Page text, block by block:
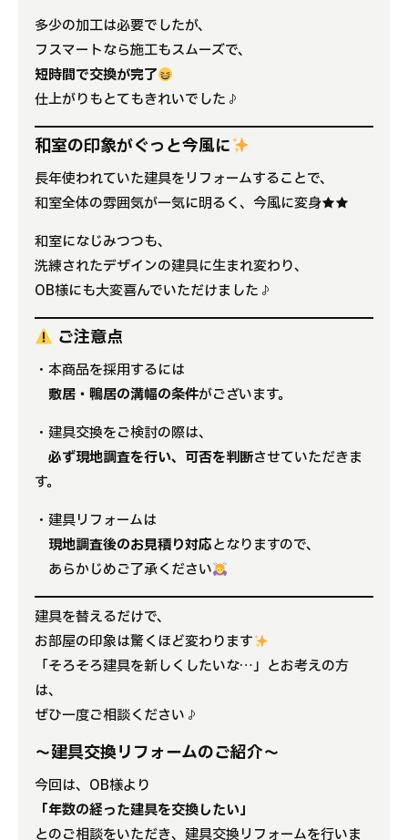
多少の加工は必要でしたが、
フスマートなら施工もスムーズで、
短時間で交換が完了
仕上がりもとてもきれいでした♪
和室の印象がぐっと今風に
長年使われていた建具をリフォームすることで、
和室全体の雰囲気が一気に明るく、今風に変身★★
和室になじみつつも、
洗練されたデザインの建具に生まれ変わり、
OB様にも大変喜んでいただけました♪
ご注意点
・本商品を採用するには
敷居・鴨居の溝幅の条件がございます。
・建具交換をご検討の際は、
必ず現地調査を行い、可否を判断させていただきま
す。
・建具リフォームは
現地調査後のお見積り対応となりますので、
あらかじめご了承ください
建具を替えるだけで、
お部屋の印象は驚くほど変わります
「そろそろ建具を新しくしたいな…」とお考えの方
は、
ぜひ一度ご相談ください♪
〜建具交換リフォームのご紹介〜
今回は、OB様より
「年数の経った建具を交換したい」
とのご相談をいただき、建具交換リフォームを行いま